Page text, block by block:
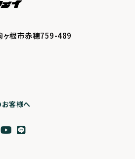
根市赤穂759-489
お客様へ